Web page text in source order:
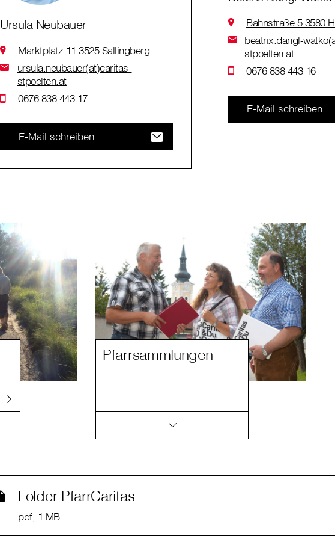
Bahnstraße 5 3580
beatrix.dangl-
stpoelten.at
0676 838 443 16
E-Mail schreiben
Ursula Neubauer
Marktplatz 11 3525 Sallingberg
ursula.neubauer(at)caritas-
stpoelten.at
0676 838 443 17
E-Mail schreiben
Pfarrsammlungen
Folder PfarrCaritas
pdf, 1 MB